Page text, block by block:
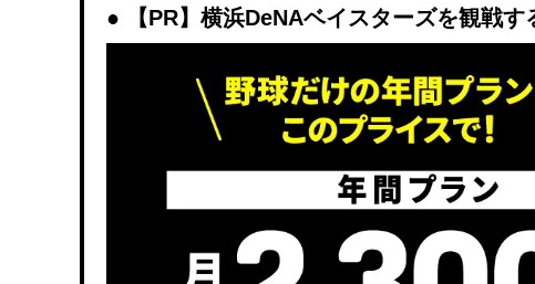
【PR】横浜DeNAベイスターズを観戦